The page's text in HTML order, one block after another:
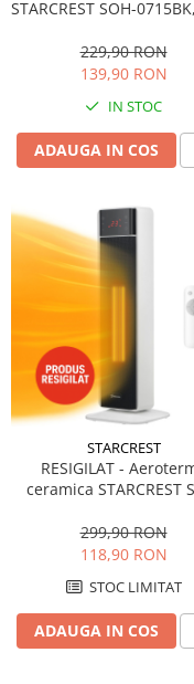
Aspiratoare
Mopuri electrice cu abur
Ingrijire personala
Cantare corporale
Ingrijire tesaturi
Masini de cusut
Ondulatoare
Perii de par electrice
Periute de dinti
Pile electrice
Placi de indreptat parul
Plite
Preparare alimente
Masini de tocat
Aparate de spumat lapte
Preparare desert
accesori inghetata
STARCREST SOH-
putere, Termostat
Protectie
229,90 RON
139,90 RON
IN STOC
ADAUGA IN COS
STARCREST
RESIGILAT -
ceramica STARCREST
Functie de oscilare,
Telecomanda, Functie
Siguranta anti cadere,
Protectie
299,90 RON
118,90 RON
STOC LIMITAT
ADAUGA IN COS